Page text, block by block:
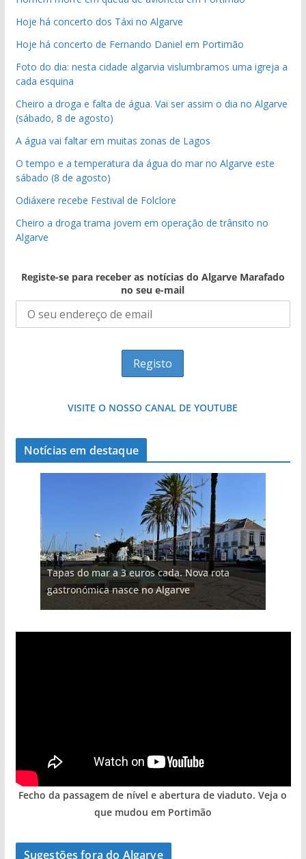
Hoje há concerto dos Táxi no Algarve
Hoje há concerto de Fernando Daniel em Portimão
Foto do dia: nesta cidade algarvia vislumbramos uma igreja a
cada esquina
Cheiro a droga e falta de água. Vai ser assim o dia no Algarve
(sábado, 8 de agosto)
A água vai faltar em muitas zonas de Lagos
O tempo e a temperatura da água do mar no Algarve este
sábado (8 de agosto)
Odiáxere recebe Festival de Folclore
Cheiro a droga trama jovem em operação de trânsito no
Algarve
Registe-se para receber as notícias do Algarve Marafado
no seu e-mail
VISITE O NOSSO CANAL DE YOUTUBE
Notícias em destaque
Milagre da água. Fontes emblemáticas do
Algarve voltam a ter vida (com vídeo)
Tapas do mar a 3 euros cada. Nova rota
gastronómica nasce no Algarve
Projeto milionário: investimento de 108
milhões de euros na construção de dois
hotéis (com vídeo)
Foto do dia: uma cidade algarvia que cresceu
entre redes e fábricas
Tempestades roubam areia de praias e põem
arribas em risco no Algarve (com vídeo)
Fecho da passagem de nível e abertura de viaduto. Veja o
que mudou em Portimão
Sugestões fora do Algarve